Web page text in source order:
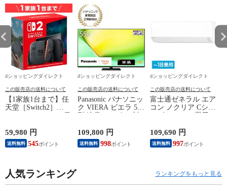
dショッピングダイレクト
この販売店の送料について
【1家族1台まで】任
天堂［Switch2］
体 BEE-S-KB6CA
59,980 円
送料無料 545
dショッピングダイレクト
この販売店の送料について
Panasonic パナソニッ
ク VIERA ビエラ 55
Youtube Netflix 【配
送のみ 設置なし 軒
先渡し】 ［正規取扱
109,800 円
送料無料 998
dショッピングダイレクト
この販売店の送料について
富士通ゼネラル エア
コン ノクリア Cシリ
ル【配送のみ 設置な
し 軒先渡し】 AS-
C565S2-W
109,690 円
送料無料 997
人気ランキング ランキングをもっと見る